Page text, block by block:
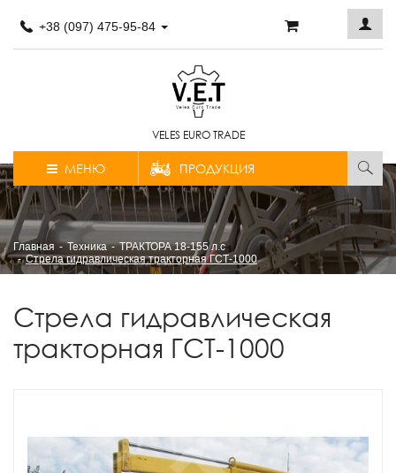
+38 (097) 475-95-84
VELES EURO TRADE
МЕНЮ ПРОДУКЦИЯ
Главная Техника
ТРАКТОРА 18-155 л.с
Стрела гидравлическая тракторная ГСТ-1000
Стрела гидравлическая
тракторная ГСТ-1000